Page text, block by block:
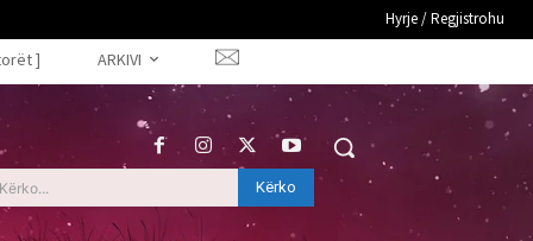
Hyrje / Regjistrohu
] ARKIVI
Kërko... Kërko